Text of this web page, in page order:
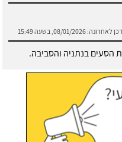
לאחרונה: 08/01/2026, בשעה 15:49
הסעים בנתניה והסביבה.